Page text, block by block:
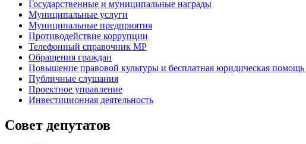
Государственные и муниципальные награды
Муниципальные услуги
Муниципальные предприятия
Противодействие коррупции
Телефонный справочник МР
Обращения граждан
Повышение правовой культуры и бесплатная юридическая
Публичные слушания
Проектное управление
Инвестиционная деятельность
Совет депутатов